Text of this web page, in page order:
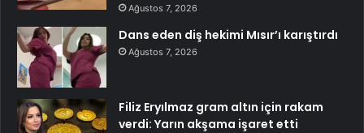
Ağustos 7, 2026
Dans eden diş hekimi Mısır’ı karıştırdı
Ağustos 7, 2026
Filiz Eryılmaz gram altın için rakam
verdi: Yarın akşama işaret etti